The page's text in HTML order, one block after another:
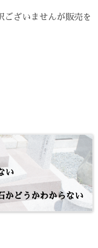
ございませんが販売を
い
かどうかわからない